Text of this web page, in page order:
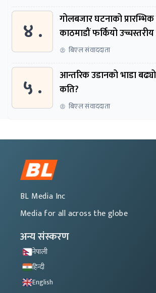
४ .
गोलबजार घटनाको
काठमाडौं फर्कियो
बिएल संवाददाता
५ .
आन्तरिक उडानको भाडा
कति?
बिएल संवाददाता
BL Media Inc
Media for all across the globe
अन्य संस्करण
नेपाली
हिन्दी
English